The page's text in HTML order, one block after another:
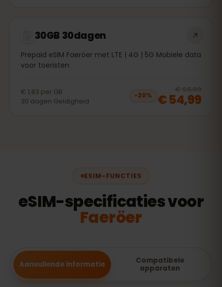
30GB 30dagen
Prepaid eSIM Faeröer met LTE | 4G | 5G Mobiele data
voor toeristen
€ 1,83 per GB
30 dagen Geldigheid
−20%
€ 68,99
€ 54,99
ESIM-FUNCTIES
eSIM-specificaties voor
Faeröer
Aanvullende informatie
Compatibele
apparaten